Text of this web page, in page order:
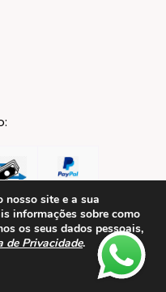
nosso site e a sua
informações sobre como
os seus dados pessoais,
de Privacidade.